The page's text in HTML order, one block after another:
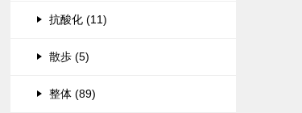
抗酸化 (11)
散歩 (5)
整体 (89)